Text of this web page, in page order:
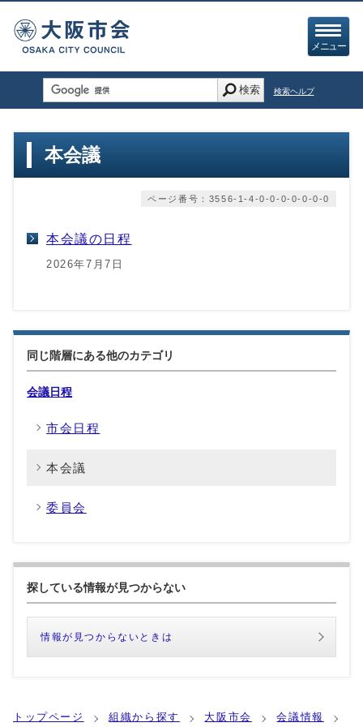
メニュー
検索 検索ヘルプ
本会議
ページ番号：3556-1-4-0-0-0-0-0-0-0
本会議の日程
2026年7月7日
同じ階層にある他のカテゴリ
会議日程
市会日程
本会議
委員会
探している情報が見つからない
情報が見つからないときは
トップページ 組織から探す 大阪市会 会議情報